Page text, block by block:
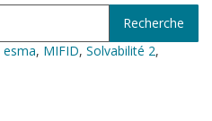
esma, MIFID, Solvabilité 2,